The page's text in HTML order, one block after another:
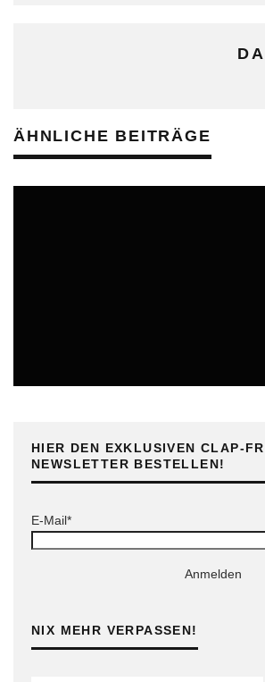
ÄHNLICHE BEITRÄGE
HIER DEN EXKLUSIVEN CLAP-
NEWSLETTER BESTELLEN!
E-Mail*
Anmelden
NIX MEHR VERPASSEN!